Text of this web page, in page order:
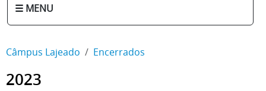
☰ MENU
Câmpus Lajeado Encerrados
2023